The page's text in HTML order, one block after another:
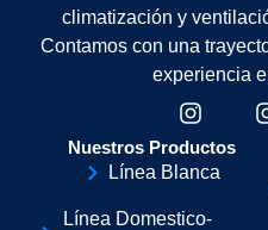
climatización y
Contamos con una
experiencia
Nuestros Productos
Línea Blanca
Línea Domestico-